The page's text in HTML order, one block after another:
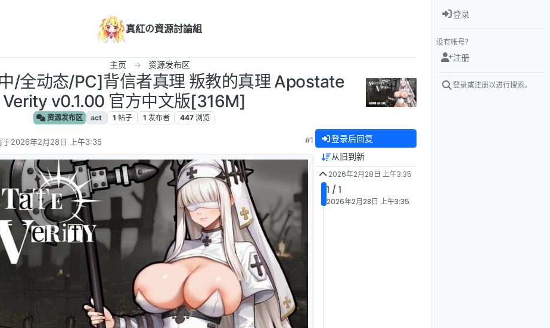
真紅の資源討論組
主页 资源发布区
/全动态/PC]背信者真理 叛教的真理 Apostate
Verity v0.1.00 官方中文版[316M]
资源发布区 act 1 帖子 1 发布者 447 浏览
于2026年2月28日 上午3:35
后由 编辑
#1 登录后回复
从旧到新
2026年2月28日 上午3:35
1 / 1
2026年2月28日 上午3:35
登录
没有帐号？
注册
登录或注册以进行搜索。